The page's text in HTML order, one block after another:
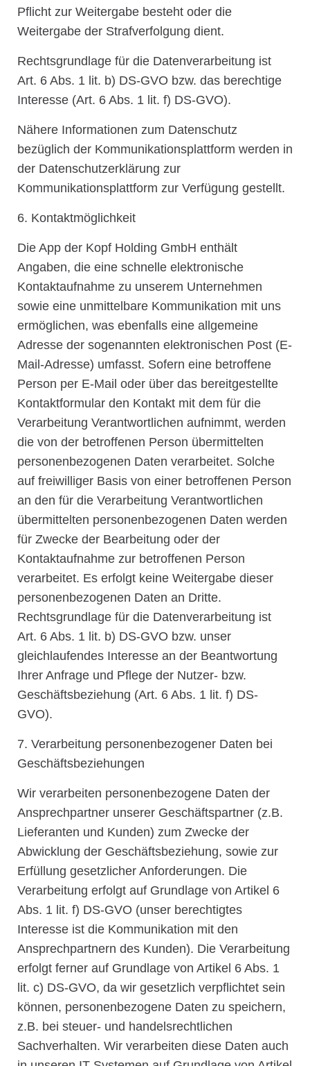
Pflicht zur Weitergabe besteht oder die
Weitergabe der Strafverfolgung dient.
Rechtsgrundlage für die Datenverarbeitung ist
Art. 6 Abs. 1 lit. b) DS-GVO bzw. das berechtige
Interesse (Art. 6 Abs. 1 lit. f) DS-GVO).
Nähere Informationen zum Datenschutz
bezüglich der Kommunikationsplattform werden in
der Datenschutzerklärung zur
Kommunikationsplattform zur Verfügung gestellt.
6. Kontaktmöglichkeit
Die App der Kopf Holding GmbH enthält
Angaben, die eine schnelle elektronische
Kontaktaufnahme zu unserem Unternehmen
sowie eine unmittelbare Kommunikation mit uns
ermöglichen, was ebenfalls eine allgemeine
Adresse der sogenannten elektronischen Post (E-
Mail-Adresse) umfasst. Sofern eine betroffene
Person per E-Mail oder über das bereitgestellte
Kontaktformular den Kontakt mit dem für die
Verarbeitung Verantwortlichen aufnimmt, werden
die von der betroffenen Person übermittelten
personenbezogenen Daten verarbeitet. Solche
auf freiwilliger Basis von einer betroffenen Person
an den für die Verarbeitung Verantwortlichen
übermittelten personenbezogenen Daten werden
für Zwecke der Bearbeitung oder der
Kontaktaufnahme zur betroffenen Person
verarbeitet. Es erfolgt keine Weitergabe dieser
personenbezogenen Daten an Dritte.
Rechtsgrundlage für die Datenverarbeitung ist
Art. 6 Abs. 1 lit. b) DS-GVO bzw. unser
gleichlaufendes Interesse an der Beantwortung
Ihrer Anfrage und Pflege der Nutzer- bzw.
Geschäftsbeziehung (Art. 6 Abs. 1 lit. f) DS-
GVO).
7. Verarbeitung personenbezogener Daten bei
Geschäftsbeziehungen
Wir verarbeiten personenbezogene Daten der
Ansprechpartner unserer Geschäftspartner (z.B.
Lieferanten und Kunden) zum Zwecke der
Abwicklung der Geschäftsbeziehung, sowie zur
Erfüllung gesetzlicher Anforderungen. Die
Verarbeitung erfolgt auf Grundlage von Artikel 6
Abs. 1 lit. f) DS-GVO (unser berechtigtes
Interesse ist die Kommunikation mit den
Ansprechpartnern des Kunden). Die Verarbeitung
erfolgt ferner auf Grundlage von Artikel 6 Abs. 1
lit. c) DS-GVO, da wir gesetzlich verpflichtet sein
können, personenbezogene Daten zu speichern,
z.B. bei steuer- und handelsrechtlichen
Sachverhalten. Wir verarbeiten diese Daten auch